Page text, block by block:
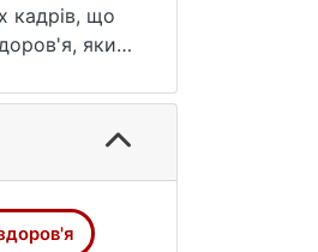
кадрів, що
який
у
охорони